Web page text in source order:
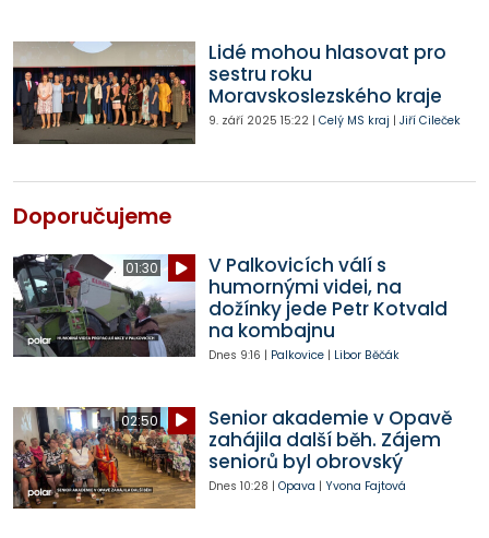
Lidé mohou hlasovat pro
sestru roku
Moravskoslezského kraje
9. září 2025 15:22| Celý MS kraj | Jiří Cileček
Doporučujeme
01:30
V Palkovicích válí s
humornými videi, na
dožínky jede Petr Kotvald
na kombajnu
Dnes 9:16 | Palkovice| Libor Běčák
02:50
Senior akademie v Opavě
zahájila další běh. Zájem
seniorů byl obrovský
Dnes 10:28 | Opava | Yvona Fajtová